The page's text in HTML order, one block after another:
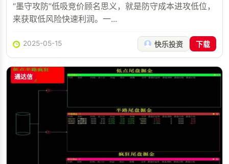
“墨守攻防”低吸竞价顾名思义，就是防守成本进攻低位，
来获取低风险快速利润。一...
2025-05-15 快乐投资 下载
通达信